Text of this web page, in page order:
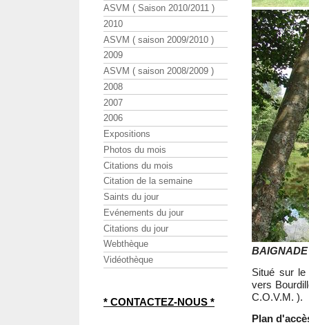
Situé sur le
vers
C.O.V.M. ).
Plan
ASVM ( Saison 2010/2011 )
2010
ASVM ( saison 2009/2010 )
2009
ASVM ( saison 2008/2009 )
2008
2007
2006
Expositions
Photos du mois
Citations du mois
Citation de la semaine
Saints du jour
Evénements du jour
Citations du jour
Webthèque
Vidéothèque
* CONTACTEZ-NOUS *